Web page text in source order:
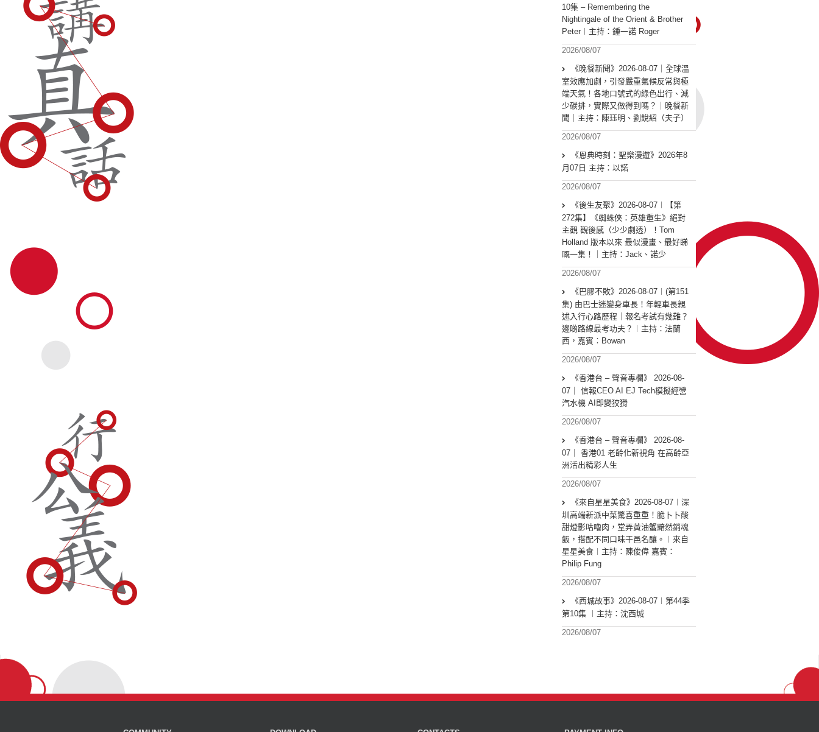
10集 – Remembering the
Nightingale of the Orient & Brother
Peter︱主持：鍾一諾 Roger
2026/08/07
《晚餐新聞》2026-08-07｜全球溫
室效應加劇，引發嚴重氣候反常與極
端天氣！各地口號式的綠色出行、減
少碳排，實際又做得到嗎？｜晚餐新
聞｜主持：陳珏明、劉銳紹（夫子）
2026/08/07
《恩典時刻：聖樂漫遊》2026年8
月07日 主持：以諾
2026/08/07
《後生友聚》2026-08-07︱【第
272集】《蜘蛛俠：英雄重生》絕對
主觀 觀後感（少少劇透）！Tom
Holland 版本以來 最似漫畫、最好睇
嘅一集！｜主持：Jack、諾少
2026/08/07
《巴膠不敗》2026-08-07︱(第151
集) 由巴士迷變身車長！年輕車長親
述入行心路歷程｜報名考試有幾難？
邊啲路線最考功夫？︱主持：法蘭
西，嘉賓︰Bowan
2026/08/07
《香港台 – 聲音專欄》 2026-08-
07｜ 信報CEO AI EJ Tech模擬經營
汽水機 AI即變狡猾
2026/08/07
《香港台 – 聲音專欄》 2026-08-
07｜ 香港01 老齡化新視角 在高齡亞
洲活出精彩人生
2026/08/07
《來自星星美食》2026-08-07︱深
圳高端新派中菜驚喜重重！脆卜卜酸
甜燈影咕嚕肉，堂弄黃油蟹黯然銷魂
飯，搭配不同口味干邑名釀。︱來自
星星美食︱主持：陳俊偉 嘉賓：
Philip Fung
2026/08/07
《西城故事》2026-08-07︱第44季
第10集 ︱主持：沈西城
2026/08/07